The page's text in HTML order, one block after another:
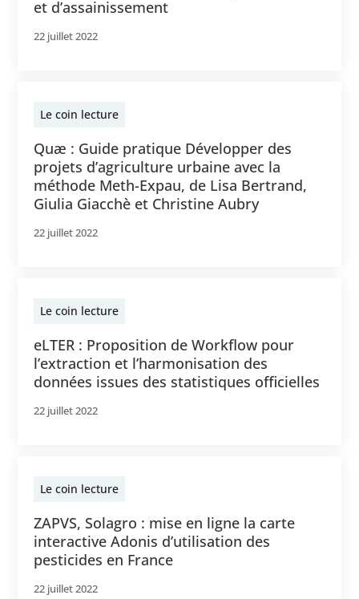
et d’assainissement
22 juillet 2022
Le coin lecture
Quæ : Guide pratique Développer des
projets d’agriculture urbaine avec la
méthode Meth-Expau, de Lisa Bertrand,
Giulia Giacchè et Christine Aubry
22 juillet 2022
Le coin lecture
eLTER : Proposition de Workflow pour
l’extraction et l’harmonisation des
données issues des statistiques officielles
22 juillet 2022
Le coin lecture
ZAPVS, Solagro : mise en ligne la carte
interactive Adonis d’utilisation des
pesticides en France
22 juillet 2022